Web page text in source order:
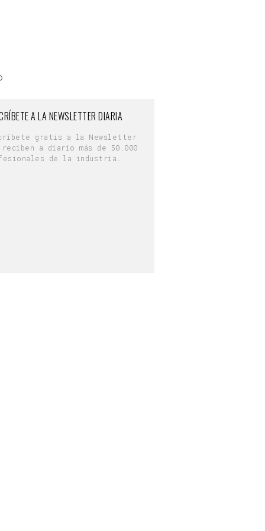
A LA NEWSLETTER DIARIA
gratis a la Newsletter
reciben a diario más de 50.000
de la industria.